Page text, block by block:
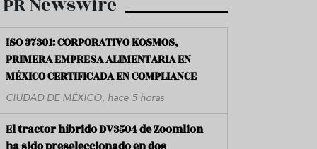
ISO 37301: CORPORATIVO KOSMOS,
PRIMERA EMPRESA ALIMENTARIA EN
MÉXICO CERTIFICADA EN COMPLIANCE
CIUDAD DE MÉXICO, hace 5 horas
El tractor híbrido DV3504 de Zoomlion